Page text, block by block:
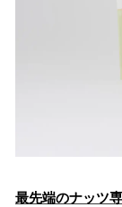
最先端のナッツ